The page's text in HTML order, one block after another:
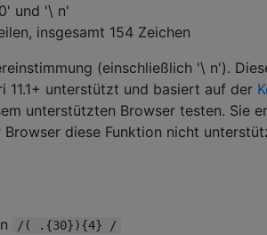
und '\ n'
insgesamt 154 Zeichen
(einschließlich '\ n').
11.1+ unterstützt und basiert auf der
unterstützten Browser testen. Sie
diese Funktion nicht
/( .{30}){4} /